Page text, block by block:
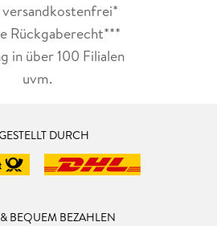
Rückgaberecht***
in über 100 Filialen
uvm.
DURCH
BEQUEM BEZAHLEN